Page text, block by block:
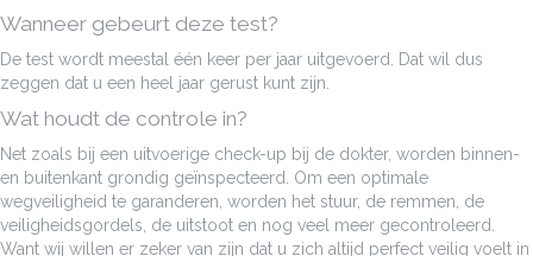
Wanneer gebeurt deze test?
De test wordt meestal één keer per jaar uitgevoerd. Dat wil dus
zeggen dat u een heel jaar gerust kunt zijn.
Wat houdt de controle in?
Net zoals bij een uitvoerige check-up bij de dokter, worden binnen-
en buitenkant grondig geïnspecteerd. Om een optimale
wegveiligheid te garanderen, worden het stuur, de remmen, de
veiligheidsgordels, de uitstoot en nog veel meer gecontroleerd.
Want wij willen er zeker van zijn dat u zich altijd perfect veilig voelt in